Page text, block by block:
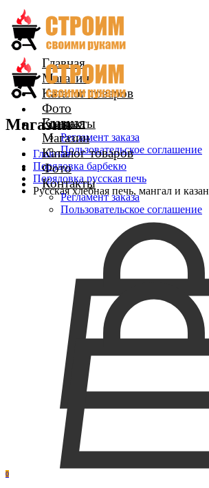
Главная
Магазин
Каталог товаров
Фото
Контакты
Регламент заказа
Пользовательское соглашение
0
Главная
Магазин
Каталог товаров
Фото
Контакты
Регламент заказа
Пользовательское соглашение
Магазин
Главная
Порядовка барбекю
Порядовка русская печь
Русская хлебная печь, мангал и казан